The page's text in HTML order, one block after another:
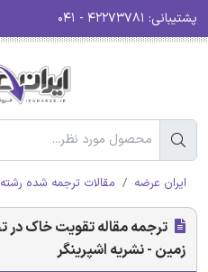
پشتیبانی:
ایران عرضه مقالات ترجمه شده
ترجمه مقاله تقویت خاک
زمین - نشریه اشپرینگر